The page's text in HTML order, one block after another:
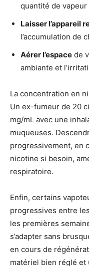
quantité de vapeur
Laisser l’appareil
l’accumulation de
Aérer l’espace de
ambiante et
La concentration en
Un ex-fumeur de 20
mg/mL avec une
muqueuses.
progressivement, en
nicotine si besoin,
respiratoire.
Enfin, certains
progressives entre
les premières
s’adapter sans
en cours de
matériel bien réglé et